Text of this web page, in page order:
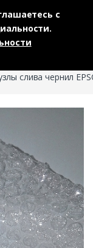
слива чернил
с